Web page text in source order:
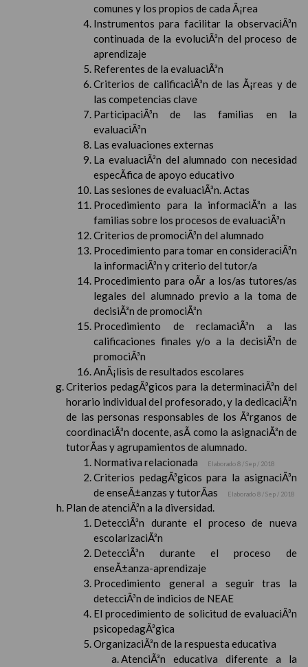
comunes y los propios de cada Ã¡rea
Instrumentos para facilitar la observaciÃ³n
continuada de la evoluciÃ³n del proceso de
aprendizaje
Referentes de la evaluaciÃ³n
Criterios de calificaciÃ³n de las Ã¡reas y de
las competencias clave
ParticipaciÃ³n de las familias en la
evaluaciÃ³n
Las evaluaciones externas
La evaluaciÃ³n del alumnado con necesidad
especÃ­fica de apoyo educativo
Las sesiones de evaluaciÃ³n. Actas
Procedimiento para la informaciÃ³n a las
familias sobre los procesos de evaluaciÃ³n
Criterios de promociÃ³n del alumnado
Procedimiento para tomar en consideraciÃ³n
la informaciÃ³n y criterio del tutor/a
Procedimiento para oÃ­r a los/as tutores/as
legales del alumnado previo a la toma de
decisiÃ³n de promociÃ³n
Procedimiento de reclamaciÃ³n a las
calificaciones finales y/o a la decisiÃ³n de
promociÃ³n
AnÃ¡lisis de resultados escolares
Criterios pedagÃ³gicos para la determinaciÃ³n del
horario individual del profesorado, y la dedicaciÃ³n
de las personas responsables de los Ã³rganos de
coordinaciÃ³n docente, asÃ­ como la asignaciÃ³n de
tutorÃ­as y agrupamientos de alumnado.
Normativa relacionada
Elaborado 8 / Sep / 2018
Criterios pedagÃ³gicos para la asignaciÃ³n
de enseÃ±anzas y tutorÃ­as
Elaborado 8 / Sep / 2018
Plan de atenciÃ³n a la diversidad.
DetecciÃ³n durante el proceso de nueva
escolarizaciÃ³n
DetecciÃ³n durante el proceso de
enseÃ±anza-aprendizaje
Procedimiento general a seguir tras la
detecciÃ³n de indicios de NEAE
El procedimiento de solicitud de evaluaciÃ³n
psicopedagÃ³gica
OrganizaciÃ³n de la respuesta educativa
AtenciÃ³n educativa diferente a la